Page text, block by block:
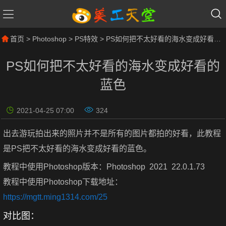
首页 > Photoshop > PS特效 > PS如何把不太好看的海水变成好看的蓝色
PS如何把不太好看的海水变成好看的
蓝色
2021-04-25 07:00 324
出去游玩拍出来的照片并不是所有的图片都拍的好看，此教程
是PS把不太好看的海水变成好看的蓝色。
教程中使用Photoshop版本：Photoshop 2021 22.0.1.73
教程中使用Photoshop下载地址：
https://mgtt.ming1314.com/25
对比图：